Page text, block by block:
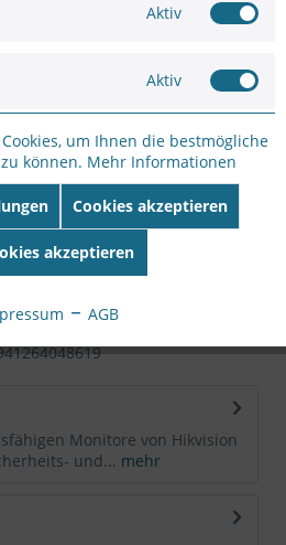
D5027FN/EU
Monitore von Hikvision
und... mehr
Aktiv
Aktiv
um Ihnen die bestmögliche
können. Mehr Informationen
Cookies akzeptieren
akzeptieren
AGB